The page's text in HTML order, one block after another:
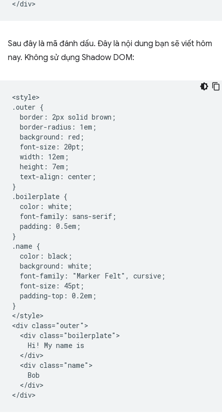
Sau đây là mã đánh dấu. Đây là nội dung bạn sẽ viết hôm
nay. Không sử dụng Shadow DOM:
<style>
.outer {
  border: 2px solid brown;
  border-radius: 1em;
  background: red;
  font-size: 20pt;
  width: 12em;
  height: 7em;
  text-align: center;
}
.boilerplate {
  color: white;
  font-family: sans-serif;
  padding: 0.5em;
}
.name {
  color: black;
  background: white;
  font-family: "Marker Felt", cursive;
  font-size: 45pt;
  padding-top: 0.2em;
}
</style>
<div class="outer">
  <div class="boilerplate">
    Hi! My name is
  </div>
  <div class="name">
    Bob
  </div>